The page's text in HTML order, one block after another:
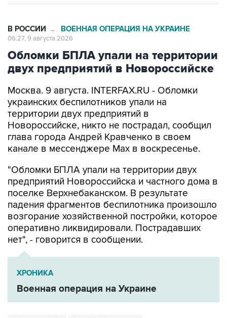
В РОССИИ → ВОЕННАЯ ОПЕРАЦИЯ НА УКРАИНЕ
06:27, 9 августа 2026
Обломки БПЛА упали на территории
двух предприятий в Новороссийске
Москва. 9 августа. INTERFAX.RU - Обломки
украинских беспилотников упали на
территории двух предприятий в
Новороссийске, никто не пострадал, сообщил
глава города Андрей Кравченко в своем
канале в мессенджере Max в воскресенье.
"Обломки БПЛА упали на территории двух
предприятий Новороссийска и частного дома в
поселке Верхнебаканском. В результате
падения фрагментов беспилотника произошло
возгорание хозяйственной постройки, которое
оперативно ликвидировали. Пострадавших
нет", - говорится в сообщении.
ХРОНИКА
Военная операция на Украине